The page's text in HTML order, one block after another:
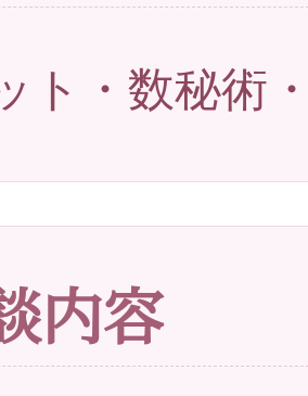
ト・数秘術
内容